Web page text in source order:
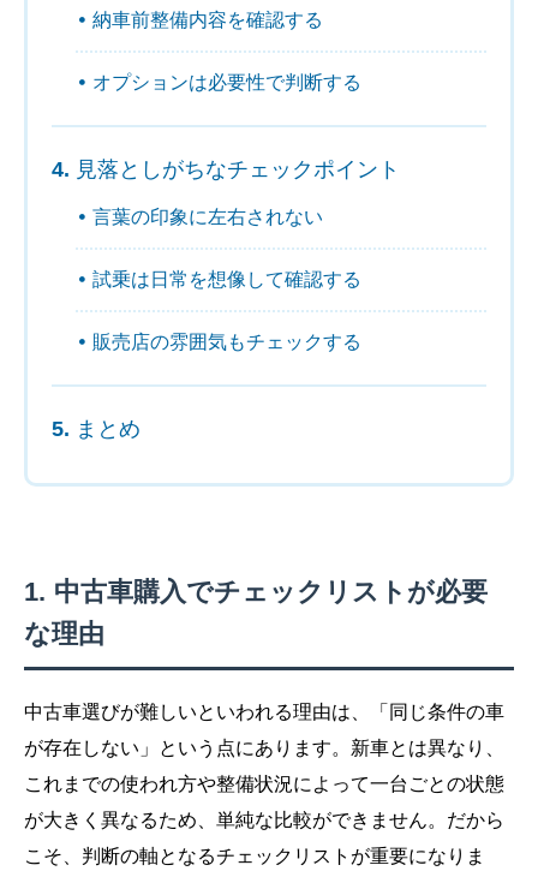
納車前整備内容を確認する
オプションは必要性で判断する
見落としがちなチェックポイント
言葉の印象に左右されない
試乗は日常を想像して確認する
販売店の雰囲気もチェックする
まとめ
中古車購入でチェックリストが必要
な理由
中古車選びが難しいといわれる理由は、「同じ条件の車
が存在しない」という点にあります。新車とは異なり、
これまでの使われ方や整備状況によって一台ごとの状態
が大きく異なるため、単純な比較ができません。だから
こそ、判断の軸となるチェックリストが重要になりま